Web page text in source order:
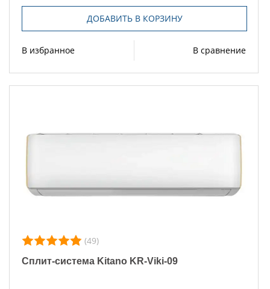
ДОБАВИТЬ В КОРЗИНУ
В избранное В сравнение
(49)
Сплит-система Kitano KR-Viki-09